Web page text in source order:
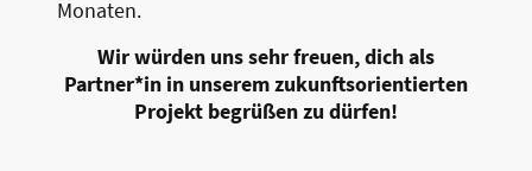
Monaten.
Wir würden uns sehr freuen, dich als
Partner*in in unserem zukunftsorientierten
Projekt begrüßen zu dürfen!